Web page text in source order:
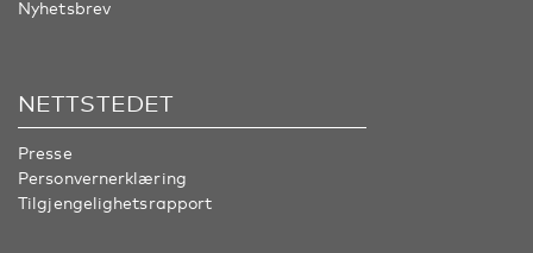
Nyhetsbrev
NETTSTEDET
Presse
Personvernerklæring
Tilgjengelighetsrapport